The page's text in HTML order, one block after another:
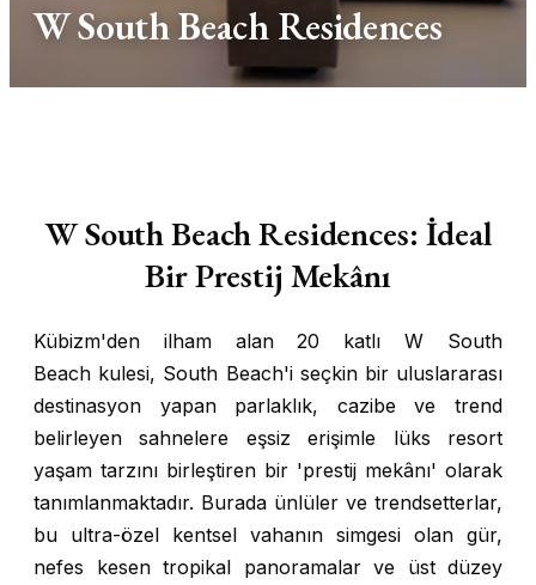
W South Beach Residences
W South Beach Residences: İdeal
Bir Prestij Mekânı
Kübizm'den ilham alan 20 katlıW South
Beach kulesi, South Beach'i seçkin bir uluslararası
destinasyon yapan parlaklık, cazibe ve trend
belirleyen sahnelere eşsiz erişimle lüks resort
yaşam tarzını birleştiren bir 'prestij mekânı' olarak
tanımlanmaktadır. Burada ünlüler ve trendsetterlar,
bu ultra-özel kentsel vahanın simgesi olan gür,
nefes kesen tropikal panoramalar ve üst düzey